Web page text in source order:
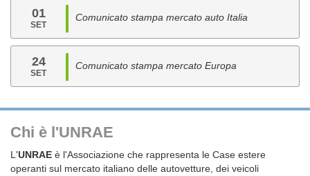
01
SET
Comunicato stampa mercato auto Italia
24
SET
Comunicato stampa mercato Europa
Chi è l'UNRAE
L'UNRAE è l'Associazione che rappresenta le Case estere
operanti sul mercato italiano delle autovetture, dei veicoli